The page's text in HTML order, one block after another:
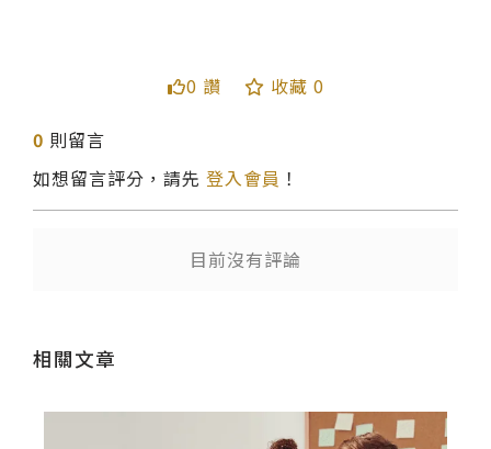
0 讚 收藏 0
0 則留言
如想留言評分，請先 登入會員 ！
目前沒有評論
相關文章